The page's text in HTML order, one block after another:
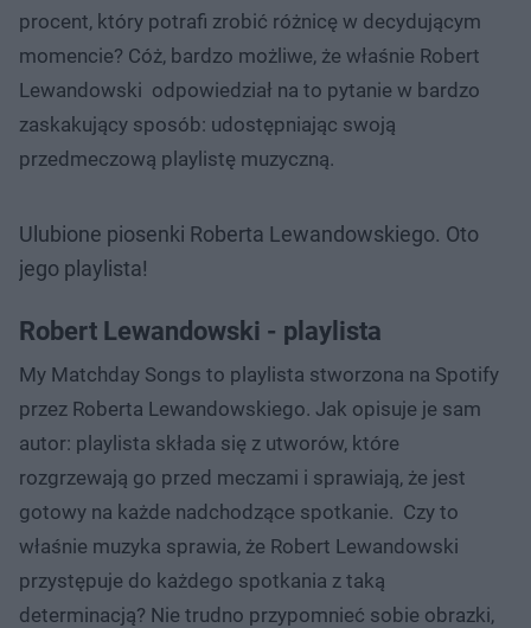
procent, który potrafi zrobić różnicę w decydującym
momencie? Cóż, bardzo możliwe, że właśnie Robert
Lewandowski odpowiedział na to pytanie w bardzo
zaskakujący sposób: udostępniając swoją
przedmeczową playlistę muzyczną.
Ulubione piosenki Roberta Lewandowskiego. Oto
jego playlista!
Robert Lewandowski - playlista
My Matchday Songs to playlista stworzona na Spotify
przez Roberta Lewandowskiego. Jak opisuje je sam
autor: playlista składa się z utworów, które
rozgrzewają go przed meczami i sprawiają, że jest
gotowy na każde nadchodzące spotkanie. Czy to
właśnie muzyka sprawia, że Robert Lewandowski
przystępuje do każdego spotkania z taką
determinacją? Nie trudno przypomnieć sobie obrazki,